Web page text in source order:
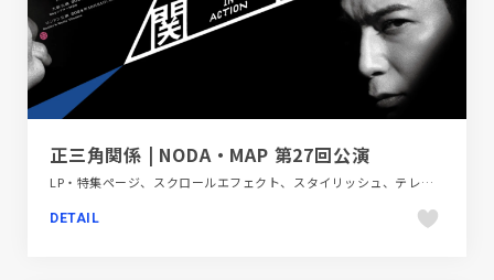
正三角関係 | NODA・MAP 第27回公演
LP・特集ページ、スクロールエフェクト、スタイリッシュ、テレビ・アニメ・映画・芸能、ブラック系
DETAIL